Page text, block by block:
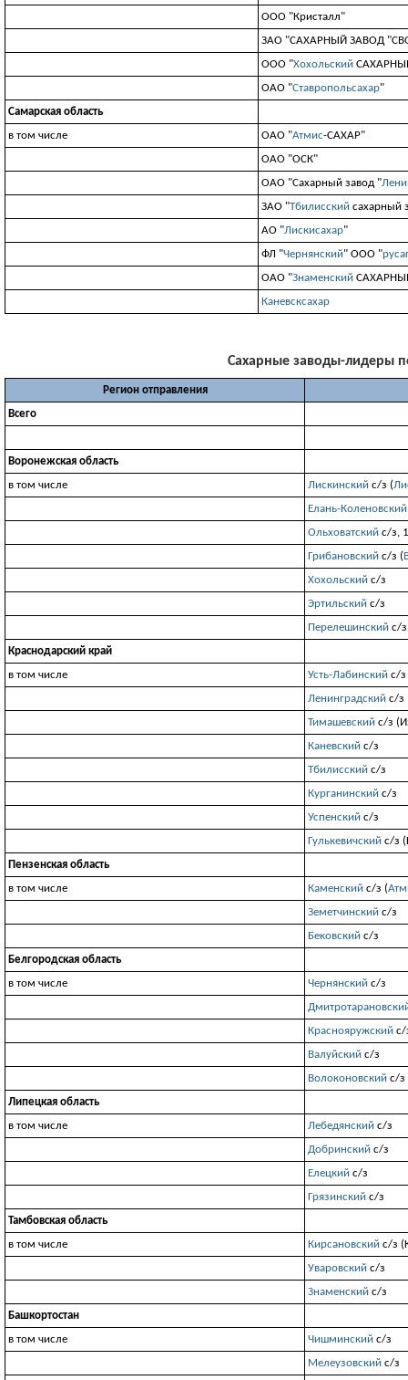
ООО "Кристалл"
ЗАО "САХАРНЫЙ ЗАВОД
ООО "Хохольский
ОАО "Ставропольсахар"
Самарская область
в том числе
ОАО "Атмис-САХАР"
ОАО "ОСК"
ОАО "Сахарный завод "
ЗАО "Тбилисский сахарный
АО "Лискисахар"
ФЛ "Чернянский" ООО "
ОАО "Знаменский
Каневсксахар
Сахарные заводы-лидеры
Регион отправления
Всего
Воронежская область
в том числе
Лискинский с/з (
Елань-Коленовский
Ольховатский с/з,
Грибановский с/з (
Хохольский с/з
Эртильский с/з
Перелешинский с/з
Краснодарский край
в том числе
Усть-Лабинский с/з
Ленинградский с/з
Тимашевский с/з
Каневский с/з
Тбилисский с/з
Курганинский с/з
Успенский с/з
Гулькевичский с/з
Пензенская область
в том числе
Каменский с/з (
Земетчинский с/з
Бековский с/з
Белгородская область
в том числе
Чернянский с/з
Краснояружский с/
Валуйский с/з
Волоконовский с/з
Липецкая область
в том числе
Лебедянский с/з
Добринский с/з
Елецкий с/з
Грязинский с/з
Тамбовская область
в том числе
Кирсановский с/з
Уваровский с/з
Знаменский с/з
Башкортостан
в том числе
Чишминский с/з
Мелеузовский с/з